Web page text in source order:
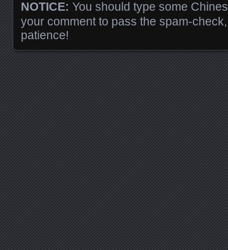
NOTICE: You should type some
your comment to pass the spam-
patience!